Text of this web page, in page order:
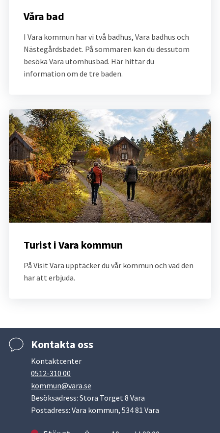
Våra bad
I Vara kommun har vi två badhus, Vara badhus och
Nästegårdsbadet. På sommaren kan du dessutom
besöka Vara utomhusbad. Här hittar du
information om de tre baden.
Turist i Vara kommun
På Visit Vara upptäcker du vår kommun och vad den
har att erbjuda.
Kontakta oss
Kontaktcenter
0512-310 00
kommun@vara.se
Besöksadress: Stora Torget 8 Vara
Postadress: Vara kommun, 534 81 Vara